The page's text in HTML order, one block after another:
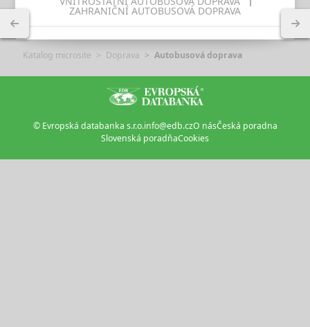
ZAHRANIČNÍ AUTOBUSOVÁ DOPRAVA
Katalog microsite Doprava Autobusová doprava
© Evropská databanka s.r.o.info@edb.czO násČeská poradna
Slovenská poradňaCookies